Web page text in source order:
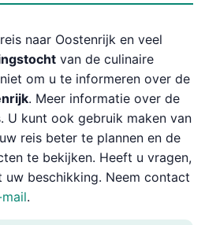
naar Oostenrijk en veel
van de culinaire
om u te informeren over de
. Meer informatie over de
U kunt ook gebruik maken van
reis beter te plannen en de
te bekijken. Heeft u vragen,
beschikking. Neem contact
.